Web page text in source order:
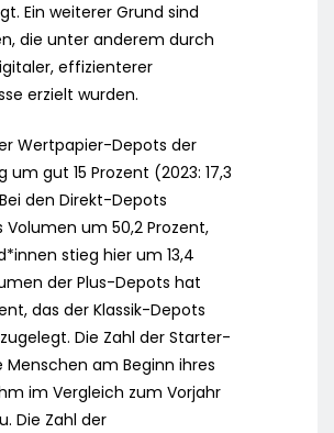
Ein weiterer Grund sind
die unter anderem durch
effizienterer
erzielt wurden.
Wertpapier-Depots der
um gut 15 Prozent (2023: 17,3
den Direkt-Depots
um 50,2 Prozent,
stieg hier um 13,4
der Plus-Depots hat
das der Klassik-Depots
Die Zahl der Starter-
am Beginn ihres
im Vergleich zum Vorjahr
Die Zahl der